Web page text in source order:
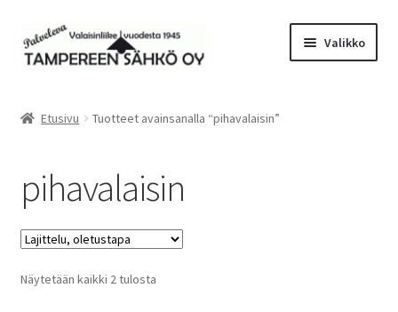
Siirry
navigointiin
Siirry
sisältöön
Valikko
Tarjoustuotteet
Radiot&Tuulettimet
Verkkokauppa
Etusivu Tuotteet avainsanalla “pihavalaisin”
pihavalaisin
Näytetään kaikki 2 tulosta